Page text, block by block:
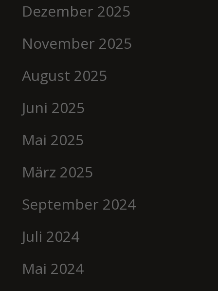
Dezember 2025
November 2025
August 2025
Juni 2025
Mai 2025
März 2025
September 2024
Juli 2024
Mai 2024